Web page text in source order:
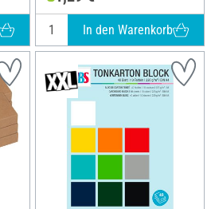
In den Warenkorb